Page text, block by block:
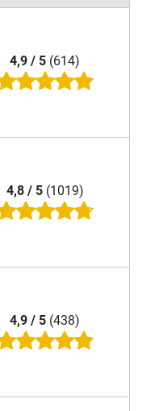
4,9 / 5 (614)
4,8 / 5(1019)
4,9 / 5 (438)